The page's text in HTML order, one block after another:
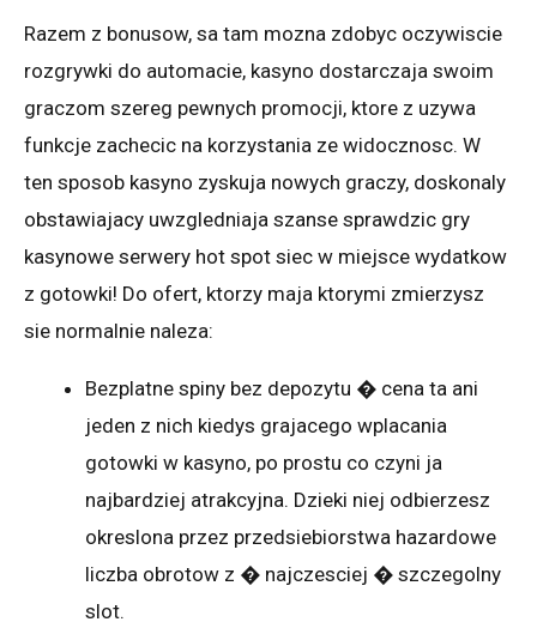
Razem z bonusow, sa tam mozna zdobyc oczywiscie
rozgrywki do automacie, kasyno dostarczaja swoim
graczom szereg pewnych promocji, ktore z uzywa
funkcje zachecic na korzystania ze widocznosc. W
ten sposob kasyno zyskuja nowych graczy, doskonaly
obstawiajacy uwzgledniaja szanse sprawdzic gry
kasynowe serwery hot spot siec w miejsce wydatkow
z gotowki! Do ofert, ktorzy maja ktorymi zmierzysz
sie normalnie naleza:
Bezplatne spiny bez depozytu � cena ta ani
jeden z nich kiedys grajacego wplacania
gotowki w kasyno, po prostu co czyni ja
najbardziej atrakcyjna. Dzieki niej odbierzesz
okreslona przez przedsiebiorstwa hazardowe
liczba obrotow z � najczesciej � szczegolny
slot.